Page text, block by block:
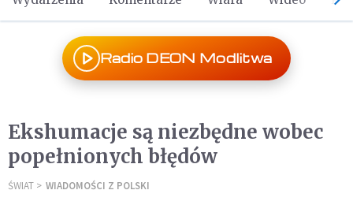
Radio DEON Modlitwa
Ekshumacje są niezbędne wobec
popełnionych błędów
ŚWIAT WIADOMOŚCI Z POLSKI